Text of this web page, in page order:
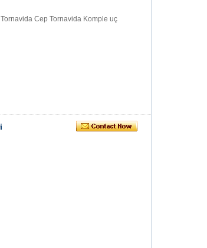
Cep Tornavida Komple uç